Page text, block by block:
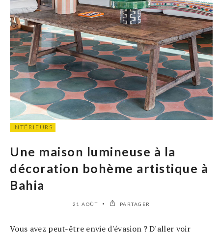
INTÉRIEURS
Une maison lumineuse à la
décoration bohème artistique à
Bahia
21 AOÛT PARTAGER
Vous avez peut-être envie d'évasion ? D'aller voir